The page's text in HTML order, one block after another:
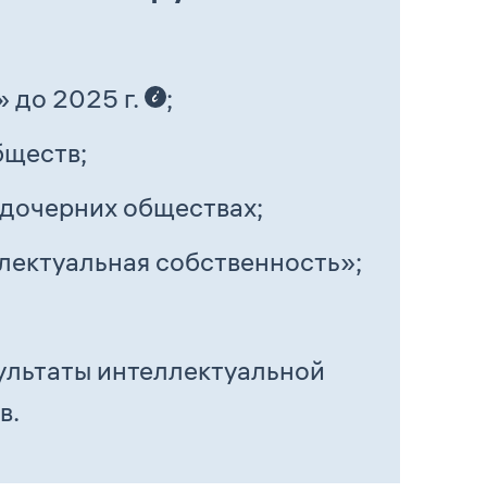
до 2025 г.
;
обществах;
собственность»;
интеллектуальной